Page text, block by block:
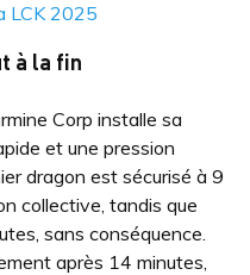
LCK 2025
à la fin
Corp installe sa
et une pression
dragon est sécurisé à 9
collective, tandis que
sans conséquence.
après 14 minutes,